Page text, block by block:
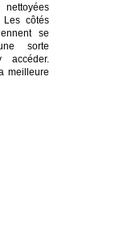
Les côtés
se
sorte
meilleure